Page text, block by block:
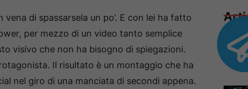
vena di spassarsela un po’. E con lei ha fatto
per mezzo di un video tanto semplice
visivo che non ha bisogno di spiegazioni.
Il risultato è un montaggio che ha
nel giro di una manciata di secondi appena.